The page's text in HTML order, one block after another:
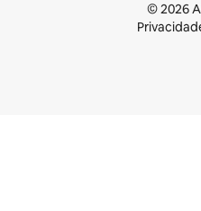
© 2026